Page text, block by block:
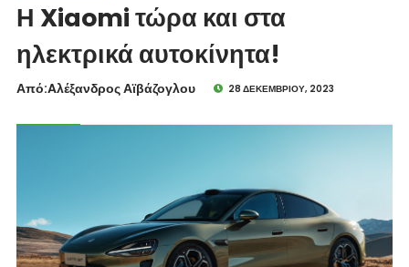
Η Xiaomi τώρα και στα
ηλεκτρικά αυτοκίνητα!
Από:Aλέξανδρος Αϊβάζογλου 28 ΔΕΚΕΜΒΡΊΟΥ, 2023